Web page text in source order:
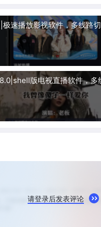
极速播放影视软件，多线路
版电视直播软件，多
请登录后发表评论